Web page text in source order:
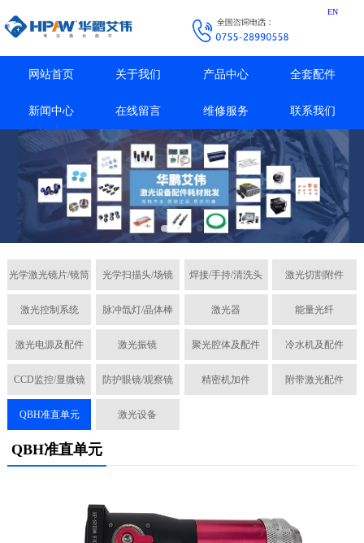
EN
网站首页 关于我们 产品中心 全套配件
新闻中心 在线留言 维修服务 联系我们
光学激光镜片/镜筒 光学扫描头/场镜 焊接/手持/清洗头 激光切割附件
激光控制系统 脉冲氙灯/晶体棒 激光器 能量光纤
激光电源及配件 激光振镜 聚光腔体及配件 冷水机及配件
CCD监控/显微镜 防护眼镜/观察镜 精密机加件 附带激光配件
QBH准直单元 激光设备
QBH准直单元